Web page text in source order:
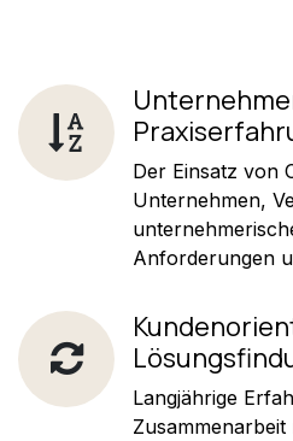
Der Einsatz von
Unternehmen,
Anforderungen
Langjährige